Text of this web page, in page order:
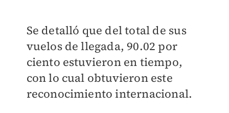
Se detalló que del total de sus
vuelos de llegada, 90.02 por
ciento estuvieron en tiempo,
con lo cual obtuvieron este
reconocimiento internacional.